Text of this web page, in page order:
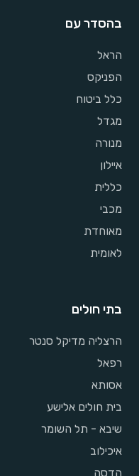
בהסדר עם
הראל
הפניקס
כלל ביטוח
מגדל
מנורה
איילון
כללית
מכבי
מאוחדת
לאומית
בתי חולים
הרצליה מדיקל סנטר
רפאל
אסותא
בית חולים אלישע
שיבא - תל השומר
איכילוב
הדסה